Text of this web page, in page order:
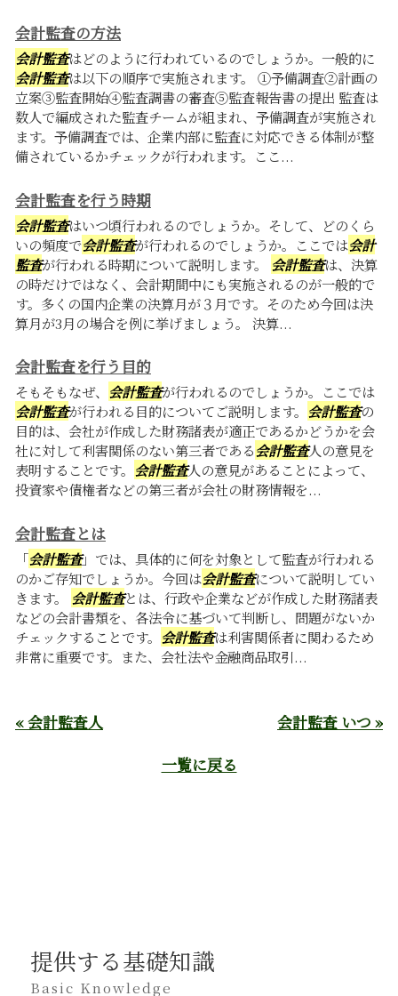
会計監査の方法
会計監査はどのように行われているのでしょうか。一般的に
会計監査は以下の順序で実施されます。 ①予備調査②計画の
立案③監査開始④監査調書の審査⑤監査報告書の提出 監査は
数人で編成された監査チームが組まれ、予備調査が実施され
ます。予備調査では、企業内部に監査に対応できる体制が整
備されているかチェックが行われます。ここ...
会計監査を行う時期
会計監査はいつ頃行われるのでしょうか。そして、どのくら
いの頻度で会計監査が行われるのでしょうか。ここでは会計
監査が行われる時期について説明します。 会計監査は、決算
の時だけではなく、会計期間中にも実施されるのが一般的で
す。多くの国内企業の決算月が３月です。そのため今回は決
算月が3月の場合を例に挙げましょう。 決算...
会計監査を行う目的
そもそもなぜ、 会計監査が行われるのでしょうか。ここでは
会計監査が行われる目的についてご説明します。 会計監査の
目的は、会社が作成した財務諸表が適正であるかどうかを会
社に対して利害関係のない第三者である会計監査人の意見を
表明することです。 会計監査人の意見があることによって、
投資家や債権者などの第三者が会社の財務情報を...
会計監査とは
「会計監査」では、具体的に何を対象として監査が行われる
のかご存知でしょうか。今回は会計監査について説明してい
きます。 会計監査とは、行政や企業などが作成した財務諸表
などの会計書類を、各法令に基づいて判断し、問題がないか
チェックすることです。 会計監査は利害関係者に関わるため
非常に重要です。また、会社法や金融商品取引...
« 会計監査人
会計監査 いつ »
一覧に戻る
提供する基礎知識
Basic Knowledge